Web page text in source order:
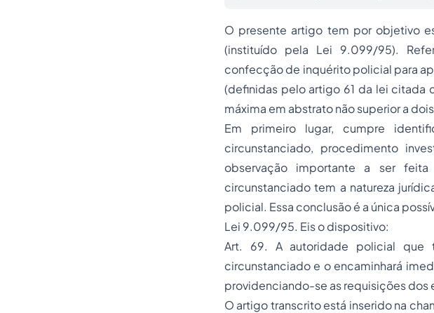
O presente artigo tem por objetivo
(instituído pela Lei 9.099/95).
confecção de inquérito policial para
(definidas pelo artigo 61 da lei citada
máxima em abstrato não superior a
Em primeiro lugar, cumpre
circunstanciado, procedimento
observação importante a ser
circunstanciado tem a natureza
policial. Essa conclusão é a única
Lei 9.099/95. Eis o dispositivo:
Art. 69. A autoridade policial que
circunstanciado e o encaminhará
providenciando-se as requisições dos
O artigo transcrito está inserido na